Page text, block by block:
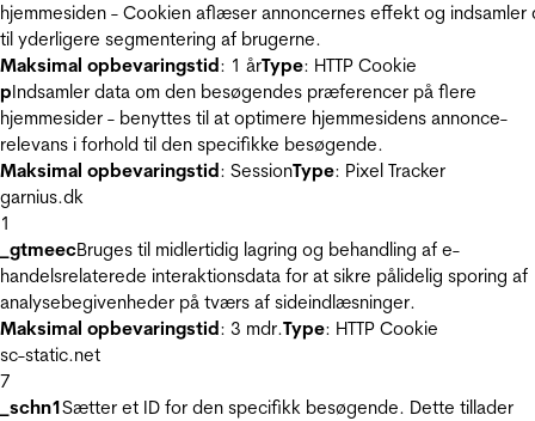
hjemmesiden - Cookien aflæser annoncernes effekt og indsamler
til yderligere segmentering af brugerne.
Maksimal opbevaringstid: 1 årType: HTTP Cookie
pIndsamler data om den besøgendes præferencer på flere
hjemmesider - benyttes til at optimere hjemmesidens annonce-
relevans i forhold til den specifikke besøgende.
Maksimal opbevaringstid: SessionType: Pixel Tracker
garnius.dk
1
_gtmeecBruges til midlertidig lagring og behandling af e-
handelsrelaterede interaktionsdata for at sikre pålidelig sporing af
analysebegivenheder på tværs af sideindlæsninger.
Maksimal opbevaringstid: 3 mdr.Type: HTTP Cookie
sc-static.net
7
_schn1Sætter et ID for den specifikk besøgende. Dette tillader